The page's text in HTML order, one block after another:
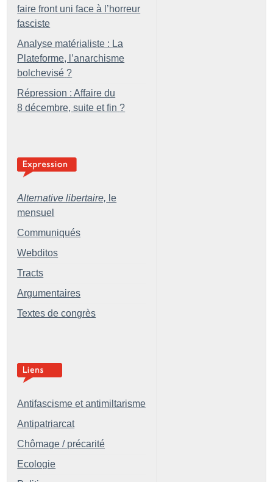
faire front uni face à l’horreur
fasciste
Analyse matérialiste : La
Plateforme, l’anarchisme
bolchevisé ?
Répression : Affaire du
8 décembre, suite et fin ?
Alternative libertaire, le
mensuel
Communiqués
Webditos
Tracts
Argumentaires
Textes de congrès
Antifascisme et antimiltarisme
Antipatriarcat
Chômage / précarité
Ecologie